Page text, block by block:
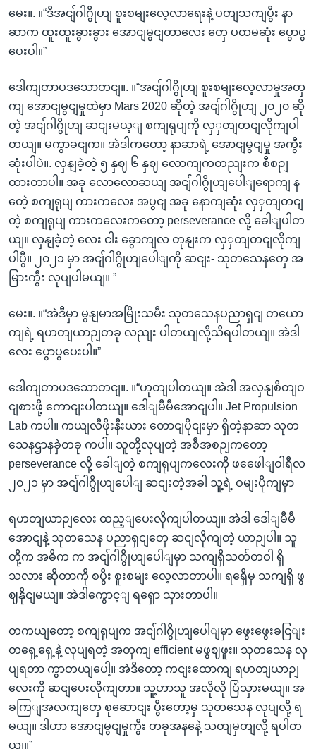
မေး။. ။“ဒီအငျ်ဂါဂွိုဟျ စူးစမျးလေ့လာရေးနဲ့ ပတျသကျပွီး နာ
ဆာက ထူးထူးခွားခွား အောငျမွငျတာလေး တှေ ပထမဆုံး ပွောပွ
ပေးပါ။”
ဒေါကျတာပဒသောတငျ။. ။“အငျ်ဂါဂွိုဟျ စူးစမျးလေ့လာမှုအတှ
ကျ အောငျမွငျမှုထဲမှာ Mars 2020 ဆိုတဲ့ အငျ်ဂါဂွိုဟျ ၂၀၂၀ ဆို
တဲ့ အငျ်ဂါဂွိုဟျ ဆငျးမယ့ျ စကျရုပျကို လှှတျတငျလိုကျပါ
တယျ။ မကွာခငျက။ အဲဒါကတော့ နာဆာရဲ့ အောငျမွငျမှု အကွီး
ဆုံးပါပဲ။. လှနျခဲ့တဲ့ ၅ နှဈ ၆ နှဈ လောကျကတညျးက စီစဉျ
ထားတာပါ။ အခု လောလောဆယျ အငျ်ဂါဂွိုဟျပေါျရောကျ န
တေဲ့ စကျရုပျ ကားကလေး အပွငျ အခု နောကျဆုံး လှှတျတငျ
တဲ့ စကျရုပျ ကားကလေးကတော့ perseverance လို့ ခေါျပါတ
ယျ။ လှနျခဲ့တဲ့ လေး ငါး ခွောကျလ တုနျးက လှှတျတငျလိုကျ
ပါပွီ။ ၂၀၂၁ မှာ အငျ်ဂါဂွိုဟျပေါျကို ဆငျး- သုတသေနတှေ အ
မြားကွီး လုပျပါမယျ။ ”
မေး။. ။“အဲဒီမှာ မွနျမာအမြိုးသမီး သုတသေနပညာရှငျ တယော
ကျရဲ့ ရဟတျယာဉျတခု လညျး ပါတယျလို့သိရပါတယျ။ အဲဒါ
လေး ပွောပွပေးပါ။”
ဒေါကျတာပဒသောတငျ။. ။“ဟုတျပါတယျ။ အဲဒါ အလှနျစိတျဝ
ငျစားဖို့ ကောငျးပါတယျ။ ဒေါျမီမီအောငျပါ။ Jet Propulsion
Lab ကပါ။ ကယျလီဖိုးနီးယား တောငျပိုငျးမှာ ရှိတဲ့နာဆာ သုတ
သေနဌာနခှဲတခု ကပါ။ သူတို့လုပျတဲ့ အစီအစဉျကတော့
perseverance လို့ ခေါျတဲ့ စကျရုပျကလေးကို ဖဖေေါျဝါရီလ
၂၀၂၁ မှာ အငျ်ဂါဂွိုဟျပေါျ ဆငျးတဲ့အခါ သူ့ရဲ့ ဝမျးပိုကျမှာ
ရဟတျယာဉျလေး ထည့ျပေးလိုကျပါတယျ။ အဲဒါ ဒေါျမီမီ
အောငျနဲ့ သုတသေန ပညာရှငျတှေ ဆငျလိုကျတဲ့ ယာဉျပါ။ သူ
တို့က အဓိက က အငျ်ဂါဂွိုဟျပေါျမှာ သကျရှိသတ်တဝါ ရှိ
သလား ဆိုတာကို စပွီး စူးစမျး လေ့လာတာပါ။ ရရှေိမှ သကျရှိ ဖွ
ဈနိုငျမယျ။ အဲဒါကွောင့ျ ရရှော သှားတာပါ။
တကယျတော့ စကျရုပျက အငျ်ဂါဂွိုဟျပေါျမှာ ဖွေးဖွေးခငြျး
တရှေ့ရှေ့နဲ့ လုပျရတဲ့ အတှကျ efficient မဖွဈဖူး။ သုတသေန လု
ပျရတာ ကွာတယျပေါ့။ အဲဒီတော့ ကငျးထောကျ ရဟတျယာဉျ
လေးကို ဆငျပေးလိုကျတာ။ သူ့ဟာသူ အလိုလို ပြံသှားမယျ။ အ
ခကြျအလကျတှေ စုဆောငျး ပွီးတော့မှ သုတသေန လုပျလို့ ရ
မယျ။ ဒါဟာ အောငျမွငျမှုကွီး တခုအနနေဲ့ သတျမှတျလို့ ရပါတ
ယျ။”